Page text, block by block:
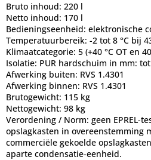
Bruto inhoud: 220 l
Netto inhoud: 170 l
Bedieningseenheid: elektronische
Temperatuurbereik: -2 tot 8 °C bij
Klimaatcategorie: 5 (+40 °C OT en
Isolatie: PUR hardschuim in mm:
Afwerking buiten: RVS 1.4301
Afwerking binnen: RVS 1.4301
Brutogewicht: 115 kg
Nettogewicht: 98 kg
Verordening / Norm: geen EPREL-
opslagkasten in overeenstemming
commerciële gekoelde
aparte condensatie-eenheid.